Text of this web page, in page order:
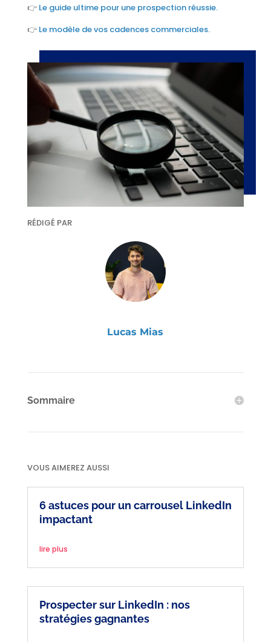
👉 Le guide ultime pour une prospection réussie.
👉 Le modèle de vos cadences commerciales.
RÉDIGÉ PAR
Lucas Mias
Sommaire
VOUS AIMEREZ AUSSI
6 astuces pour un carrousel LinkedIn
impactant
lire plus
Prospecter sur LinkedIn : nos
stratégies gagnantes